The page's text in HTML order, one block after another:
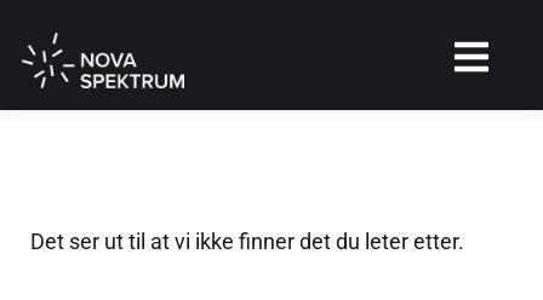
Det ser ut til at vi ikke finner det du leter etter.